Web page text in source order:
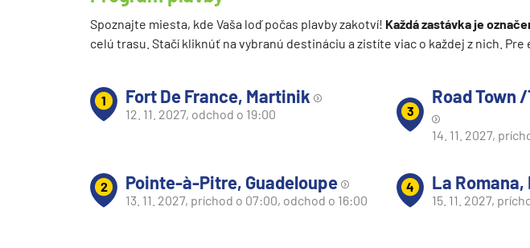
Južný Karibik
Kalifornia a Mexiko
Východný Karibik
Aljaška
Kanada a Nové Anglicko
Spoznajte miesta, kde Vaša loď počas plavby zakotví! Každá zastávka je
celú trasu. Stačí kliknúť na vybranú destináciu a zistíte viac o každej z nich.
1 Fort De France, Martinik
12. 11. 2027, odchod o 19:00
2 Pointe-à-Pitre, Guadeloupe
13. 11. 2027, príchod o 07:00, odchod o 16:00
3
Road Town
14. 11. 2027,
4 La
15. 11. 2027,